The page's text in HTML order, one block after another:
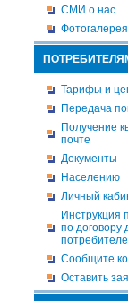
СМИ о нас
Фотогалерея
Тарифы и
Передача
Получение
почте
Документы
Населению
Личный
Инструкция
по
Сообщите
Оставить